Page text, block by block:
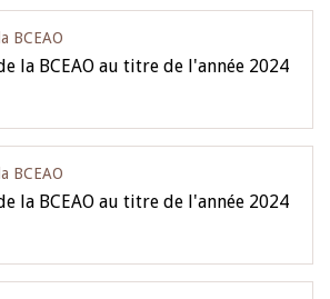
BCEAO
la BCEAO au titre de l'année 2024
BCEAO
la BCEAO au titre de l'année 2024